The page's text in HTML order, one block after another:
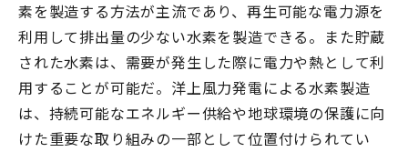
素を製造する方法が主流であり、再生可能な電力源を
利用して排出量の少ない水素を製造できる。また貯蔵
された水素は、需要が発生した際に電力や熱として利
用することが可能だ。洋上風力発電による水素製造
は、持続可能なエネルギー供給や地球環境の保護に向
けた重要な取り組みの一部として位置付けられてい